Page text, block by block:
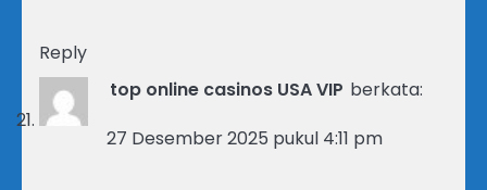
Reply
top online casinos USA VIP berkata:
27 Desember 2025 pukul 4:11 pm